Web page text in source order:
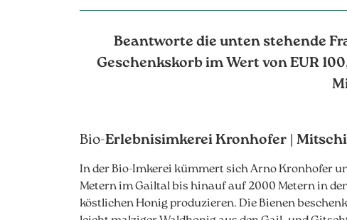
Beantworte die unten stehende
Geschenkskorb im Wert von EUR
Bio-Erlebnisimkerei Kronhofer |
In der Bio-Imkerei kümmert sich Arno Kronhofer
Metern im Gailtal bis hinauf auf 2000 Metern in
köstlichen Honig produzieren. Die Bienen